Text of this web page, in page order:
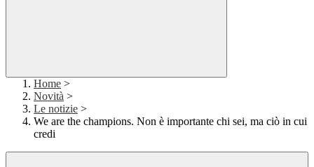
Home >
Novità >
Le notizie >
We are the champions. Non è importante chi sei, ma ciò in cui
credi